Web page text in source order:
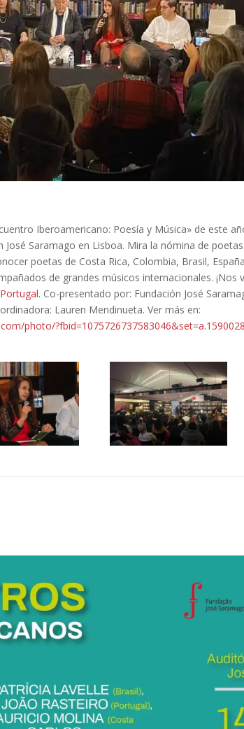
Iberoamericano: Poesía y Música» de este
José Saramago en Lisboa. Mira la nómina de
poetas de Costa Rica, Colombia, Brasil,
de grandes músicos internacionales. ¡Nos
Co-presentado por: Fundación José
Lauren Mendinueta. Ver más en:
photo/